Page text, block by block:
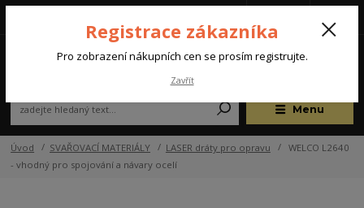
Menu
(Po-Pá, 07:00-15:30 hod.)
Úvod SVAŘOVACÍ MATERIÁLY LASER dráty pro opravu
WELCO L2640
- vhodný pro spojování a návary ocelí
Registrace zákazníka
Pro zobrazení nákupních cen se prosím registrujte.
Zavřít